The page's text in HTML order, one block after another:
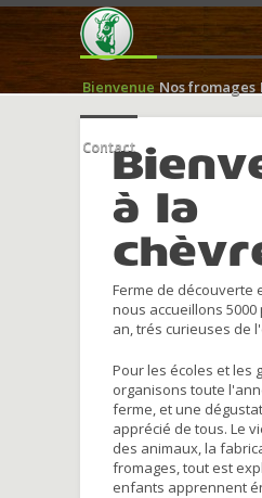
Bienvenue Nos fromages
Contact
à la
Ferme de découverte
nous accueillons
an, trés curieuses de
Pour les écoles et les
organisons toute
ferme, et une
apprécié de tous. Le
des animaux, la
fromages, tout est
enfants apprennent